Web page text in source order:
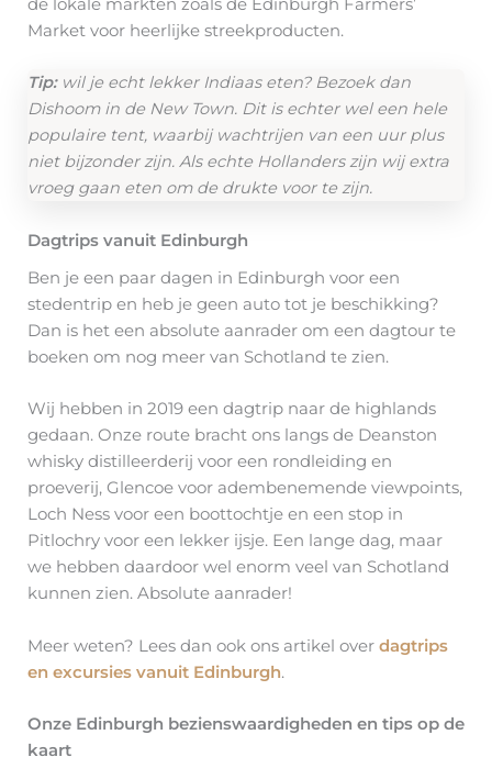
de lokale markten zoals de Edinburgh Farmers’
Market voor heerlijke streekproducten.
Tip: wil je echt lekker Indiaas eten? Bezoek dan
Dishoom in de New Town. Dit is echter wel een hele
populaire tent, waarbij wachtrijen van een uur plus
niet bijzonder zijn. Als echte Hollanders zijn wij extra
vroeg gaan eten om de drukte voor te zijn.
Dagtrips vanuit Edinburgh
Ben je een paar dagen in Edinburgh voor een
stedentrip en heb je geen auto tot je beschikking?
Dan is het een absolute aanrader om een dagtour te
boeken om nog meer van Schotland te zien.
Wij hebben in 2019 een dagtrip naar de highlands
gedaan. Onze route bracht ons langs de Deanston
whisky distilleerderij voor een rondleiding en
proeverij, Glencoe voor adembenemende viewpoints,
Loch Ness voor een boottochtje en een stop in
Pitlochry voor een lekker ijsje. Een lange dag, maar
we hebben daardoor wel enorm veel van Schotland
kunnen zien. Absolute aanrader!
Meer weten? Lees dan ook ons artikel over dagtrips
en excursies vanuit Edinburgh.
Onze Edinburgh bezienswaardigheden en tips op de
kaart